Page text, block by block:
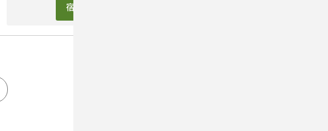
宿泊プランを見る